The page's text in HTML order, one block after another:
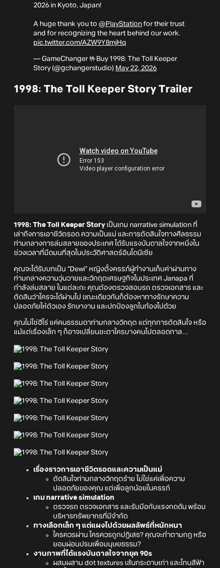
2026 in Kyoto, Japan!
A huge thank you to @PlayStation for their trust
and for recognizing the heart behind our work.
pic.twitter.com/AZW9Y8mjHq
— GameChanger 🤟Buy 1998: The Toll Keeper
Story (@gchangerstudio) May 22, 2026
1998: The Toll Keeper Story Trailer
1998: The Toll Keeper Story เป็นเกม narrative simulation ที่
เล่าถึงการเอาชีวิตรอด ความเป็นแม่ และการตัดสินใจทางศีลธรรม
ท่ามกลางการล่มสลายของประเทศ ได้รับแรงบันดาลใจจากหนึ่งใน
ช่วงเวลาที่มืดมนที่สุดในประวัติศาสตร์อินโดนีเซีย
คุณจะได้รับบทเป็น “Dewi” หญิงตั้งครรภ์ผู้ทำงานเก็บค่าผ่านทาง
ท่ามกลางความวุ่นวายและวิกฤตเศรษฐกิจในประเทศ Janapa ที่
กำลังล่มสลาย ในแต่ละกะ คุณต้องตรวจสอบรถ ตรวจเอกสาร และ
ตัดสินว่าใครจะได้ผ่านไป ขณะเดียวกันก็ต้องหาทางรักษาความ
ปลอดภัยให้ตัวเอง รักษางาน และปกป้องลูกในท้องไปด้วย
คุณไม่ใช่ฮีโร่ แค่คนธรรมดาท่ามกลางวิกฤต แต่ทุกการตัดสินใจ หรือ
แม้แต่เรื่องเล็ก ๆ ก็อาจเปลี่ยนชะตาใครบางคนไปตลอดกาล…
เรื่องราวการเอาชีวิตรอดและความเป็นแม่
ตัดสินใจท่ามกลางวิกฤตร้าย ไม่ใช่แค่เพื่อความ
ปลอดภัยของคุณ แต่เพื่อลูกน้อยในครรภ์
เกม narrative simulation
ตรวจรถ ตรวจเอกสาร และรับมือกับแรงกดดัน พร้อม
บริหารทรัพยากรที่มีจำกัด
ทางเลือกเล็ก ๆ แต่แผงไปด้วยผลลัพธ์ที่หนักหนา
ใครควรผ่าน ใครควรถูกปฏิเสธ? คุณจะทำตามกฎ หรือ
ยอมผ่อนปรนเพื่อมนุษยธรรม?
งานภาพที่ได้แรงบันดาลใจจากยุค 90s
ผสมผสาน dot textures เส้นกระดาษเก่า และโทนสีฟ้า